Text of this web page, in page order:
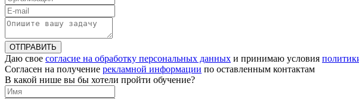
ОТПРАВИТЬ
Даю свое согласие на обработку персональных данных и принимаю условия
Согласен на получение рекламной информации по оставленным контактам
В какой нише вы бы хотели пройти обучение?